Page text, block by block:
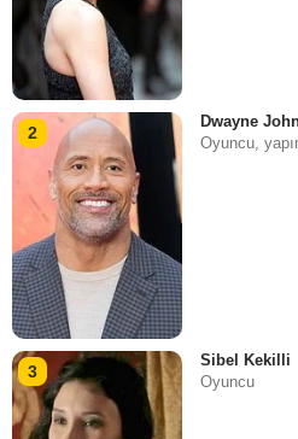
2
Dwayne
Oyuncu,
3
Sibel Kekilli
Oyuncu